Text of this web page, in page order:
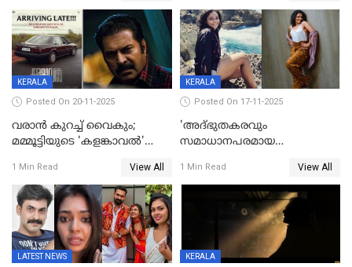
KERALA
Posted On 20-11-2025
വരാൻ കുറച്ച് വൈകും;
മമ്മൂട്ടിയുടെ 'കളങ്കാവൽ'
1 Min Read View All
KERALA
Posted On 17-11-2025
'അദ്‌ഭുതകരവും
സമാധാനപരമായ
വിവാഹമോചിതയായെന്ന് മീര
വാസുദേവൻ
1 Min Read View All
LATEST NEWS KERALA